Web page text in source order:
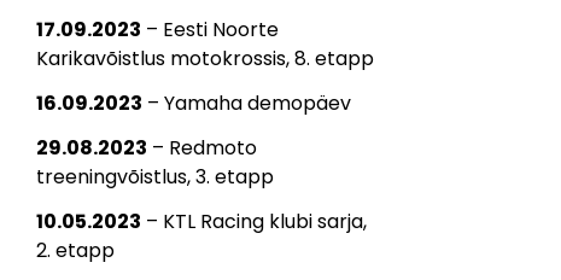
17.09.2023 – Eesti Noorte
Karikavõistlus motokrossis, 8. etapp
16.09.2023 – Yamaha demopäev
29.08.2023 – Redmoto
treeningvõistlus, 3. etapp
10.05.2023 – KTL Racing klubi sarja,
2. etapp